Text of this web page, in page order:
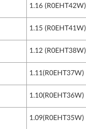
1.16 (R0EHT42W)
1.15 (R0EHT41W)
1.12 (R0EHT38W)
1.11(R0EHT37W)
1.10(R0EHT36W)
1.09(R0EHT35W)